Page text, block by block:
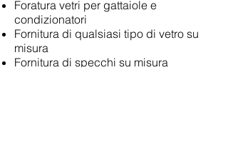
Foratura vetri per gattaiole e
condizionatori
Fornitura di qualsiasi tipo di vetro su
misura
Fornitura di specchi su misura